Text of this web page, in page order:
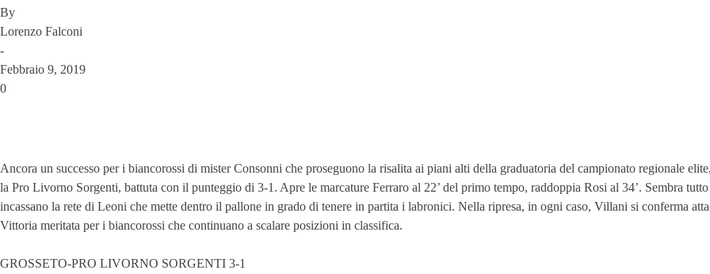
By
Lorenzo Falconi
-
Febbraio 9, 2019
0
Ancora un successo per i biancorossi di mister Consonni che proseguono la risalita ai piani alti della graduatoria del campionato regionale
la Pro Livorno Sorgenti, battuta con il punteggio di 3-1. Apre le marcature Ferraro al 22’ del primo tempo, raddoppia Rosi al 34’. Sembra
incassano la rete di Leoni che mette dentro il pallone in grado di tenere in partita i labronici. Nella ripresa, in ogni caso, Villani si conferma
Vittoria meritata per i biancorossi che continuano a scalare posizioni in classifica.
GROSSETO-PRO LIVORNO SORGENTI 3-1